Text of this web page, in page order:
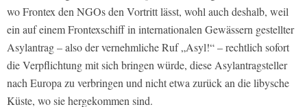
wo Frontex den NGOs den Vortritt lässt, wohl auch deshalb, weil
ein auf einem Frontexschiff in internationalen Gewässern gestellter
Asylantrag – also der vernehmliche Ruf „Asyl!“ – rechtlich sofort
die Verpflichtung mit sich bringen würde, diese Asylantragsteller
nach Europa zu verbringen und nicht etwa zurück an die libysche
Küste, wo sie hergekommen sind.